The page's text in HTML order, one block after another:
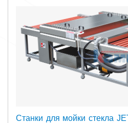
Станки для мойки стекла